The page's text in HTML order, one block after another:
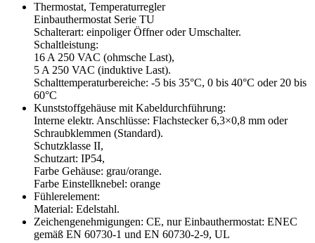
Thermostat, Temperaturregler
Einbauthermostat Serie TU
Schalterart: einpoliger Öffner oder Umschalter.
Schaltleistung:
16 A 250 VAC (ohmsche Last),
5 A 250 VAC (induktive Last).
Schalttemperaturbereiche: -5 bis 35°C, 0 bis 40°C oder 20 bis
60°C
Kunststoffgehäuse mit Kabeldurchführung:
Interne elektr. Anschlüsse: Flachstecker 6,3×0,8 mm oder
Schraubklemmen (Standard).
Schutzklasse II,
Schutzart: IP54,
Farbe Gehäuse: grau/orange.
Farbe Einstellknebel: orange
Fühlerelement:
Material: Edelstahl.
Zeichengenehmigungen: CE, nur Einbauthermostat: ENEC
gemäß EN 60730-1 und EN 60730-2-9, UL